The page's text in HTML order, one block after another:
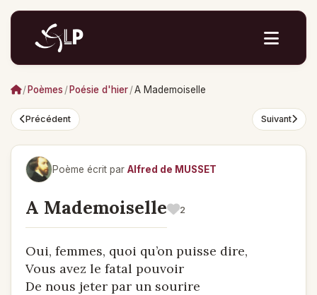
/ Poèmes / Poésie d'hier/A Mademoiselle
Précédent Suivant
Poème écrit par Alfred de MUSSET
A Mademoiselle 2
Oui, femmes, quoi qu’on puisse dire,
Vous avez le fatal pouvoir
De nous jeter par un sourire